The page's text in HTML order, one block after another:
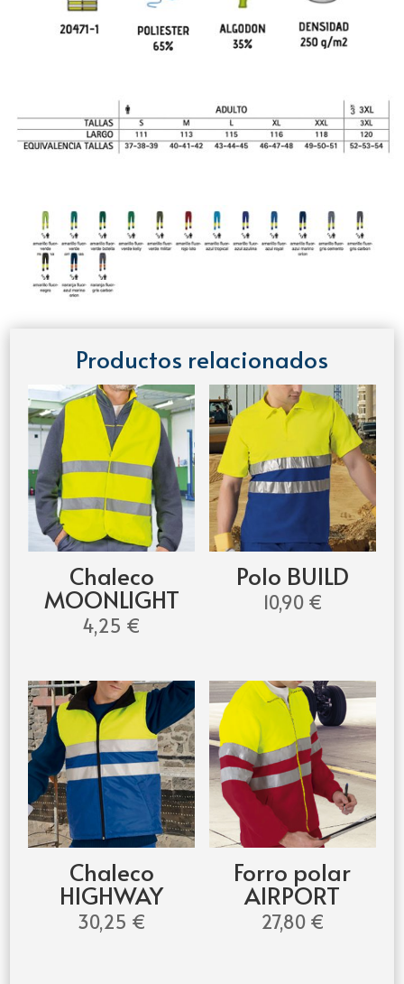
Productos relacionados
Chaleco
MOONLIGHT
4,25 €
Polo BUILD
10,90 €
Chaleco
HIGHWAY
30,25 €
Forro polar
AIRPORT
27,80 €